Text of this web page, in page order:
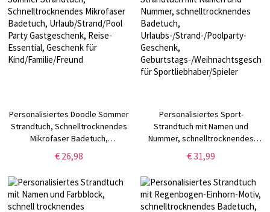
Personalisiertes Doodle Sommer
Strandtuch, Schnelltrocknendes
Mikrofaser Badetuch,
Urlaub/Strand/Pool Party
Gastgeschenk, Reise-Essential,
Kind/Familie/Freund
€ 26,98
Personalisiertes Sport-
Strandtuch mit Namen und
Nummer, schnelltrocknendes
Badetuch,
Urlaubs-/Strand-/Poolparty-
Geburtstags-/Weihnachtsgeschenk
für Sportliebhaber/Spieler
€ 31,99